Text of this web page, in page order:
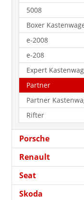
5008
Boxer
e-2008
e-208
Expert
Partner
Partner
Rifter
Porsche
Renault
Seat
Skoda